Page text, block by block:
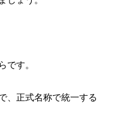
です。
、正式名称で統一する